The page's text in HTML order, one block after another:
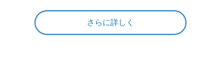
さらに詳しく